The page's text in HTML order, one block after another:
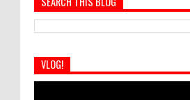
VLOG!